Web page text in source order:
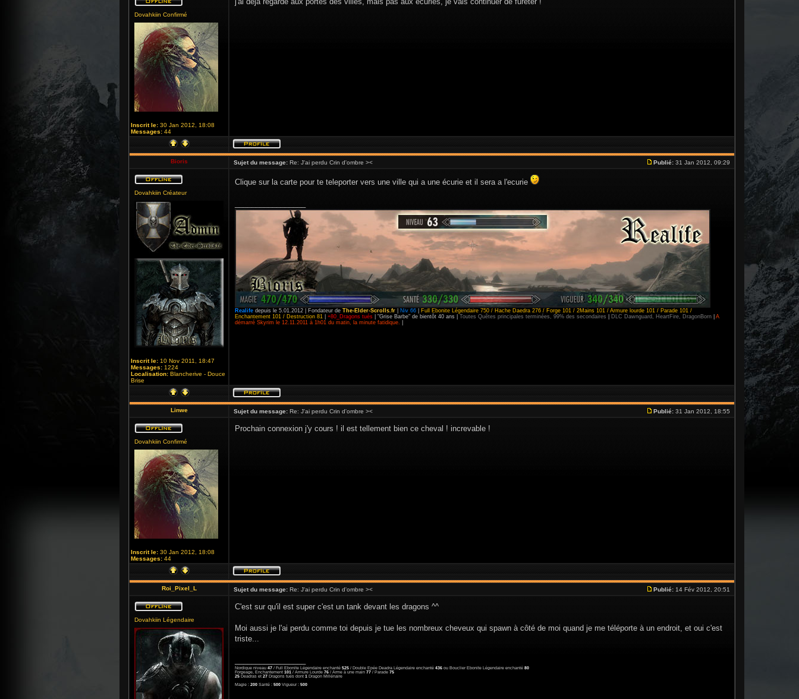
Dovahkiin Confirmé
Inscrit le: 30 Jan 2012, 18:08
Messages: 44
Bioris Sujet du message: Re: J'ai perdu Crin d'ombre >< Publié: 31 Jan 2012, 09:29
Dovahkiin Créateur
Inscrit le: 10 Nov 2011, 18:47
Messages: 1224
Localisation: Blancherive - Douce
Brise
Clique sur la carte pour te teleporter vers une ville qui a une écurie et il sera a l'ecurie
Realife depuis le 5.01.2012 | Fondateur de The-Elder-Scrolls.fr Niv 66
Full Ebonite Légendaire 750 / Hache Daedra 276 / Forge 101 / 2Mains 101 / Armure lourde 101 / Parade 101 /
Enchantement 101 / Destruction 81
+80_Dragons tués | "Grise Barbe" de bientôt 40 ans | Toutes Quêtes principales terminées, 99% des secondaires DLC Dawnguard, HeartFire, DragonBorn
A
démarré Skyrim le 12.11.2011 à 1h01 du matin, la minute fatidique.
Linwe Sujet du message: Re: J'ai perdu Crin d'ombre >< Publié: 31 Jan 2012, 18:55
Dovahkiin Confirmé
Inscrit le: 30 Jan 2012, 18:08
Messages: 44
Prochain connexion j'y cours ! il est tellement bien ce cheval ! increvable !
Roi_Pixel_L Sujet du message: Re: J'ai perdu Crin d'ombre >< Publié: 14 Fév 2012, 20:51
Dovahkiin Légendaire
C'est sur qu'il est super c'est un tank devant les dragons ^^
Moi aussi je l'ai perdu comme toi depuis je tue les nombreux cheveux qui spawn à côté de moi quand je me téléporte à un endroit, et oui c'est
triste...
Nordique niveau 47 / Full Ebonite Légendaire enchanté 525 / Double Epée Deadra Légendaire enchanté 436 ou Bouclier Ebonite Légendaire enchanté 80
Forgeage, Enchantement 101 / Armure Lourde 76 / Arme à une main 77 / Parade 75
25 Deadras et 27 Dragons tués dont 1
Dragon Millénaire
Magie : 200 Santé : 500 Vigueur : 500